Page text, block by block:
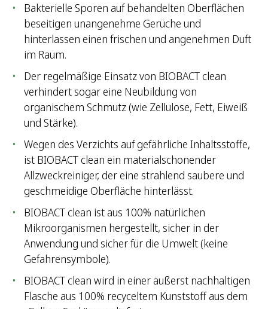
Bakterielle Sporen auf behandelten Oberflächen
beseitigen unangenehme Gerüche und
hinterlassen einen frischen und angenehmen Duft
im Raum.
Der regelmäßige Einsatz von BIOBACT clean
verhindert sogar eine Neubildung von
organischem Schmutz (wie Zellulose, Fett, Eiweiß
und Stärke).
Wegen des Verzichts auf gefährliche Inhaltsstoffe,
ist BIOBACT clean ein materialschonender
Allzweckreiniger, der eine strahlend saubere und
geschmeidige Oberfläche hinterlässt.
BIOBACT clean ist aus 100% natürlichen
Mikroorganismen hergestellt, sicher in der
Anwendung und sicher für die Umwelt (keine
Gefahrensymbole).
BIOBACT clean wird in einer äußerst nachhaltigen
Flasche aus 100% recyceltem Kunststoff aus dem